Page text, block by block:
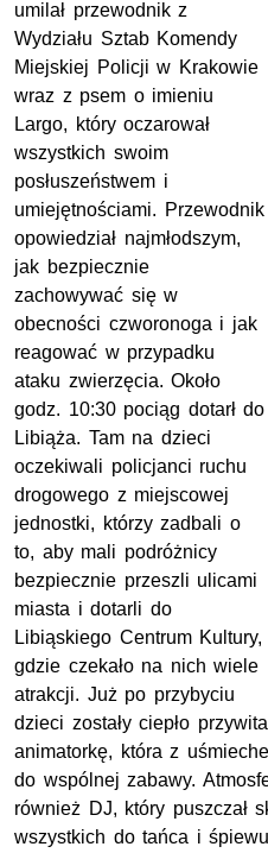
umilał przewodnik z
Wydziału Sztab Komendy
Miejskiej Policji w Krakowie
wraz z psem o imieniu
Largo, który oczarował
wszystkich swoim
posłuszeństwem i
umiejętnościami. Przewodnik
opowiedział najmłodszym,
jak bezpiecznie
zachowywać się w
obecności czworonoga i jak
reagować w przypadku
ataku zwierzęcia. Około
godz. 10:30 pociąg dotarł do
Libiąża. Tam na dzieci
oczekiwali policjanci ruchu
drogowego z miejscowej
jednostki, którzy zadbali o
to, aby mali podróżnicy
bezpiecznie przeszli ulicami
miasta i dotarli do
Libiąskiego Centrum Kultury,
gdzie czekało na nich wiele
atrakcji. Już po przybyciu
dzieci zostały ciepło
animatorkę, która z
do wspólnej zabawy.
również DJ, który puszczał
wszystkich do tańca i